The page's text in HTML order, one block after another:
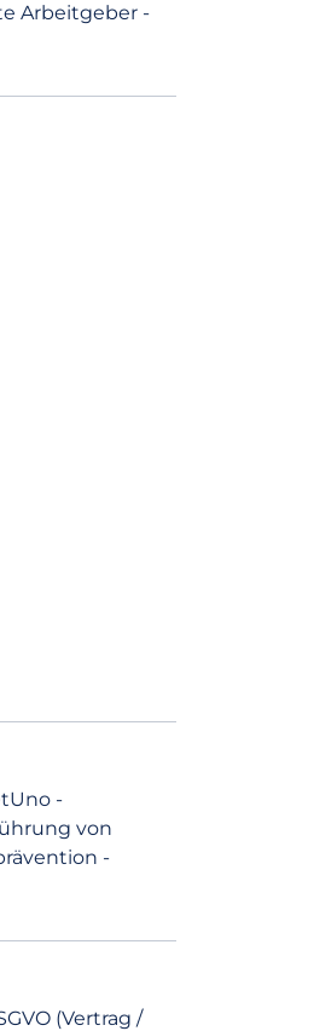
Arbeitgeber -
-
von
-
(Vertrag /